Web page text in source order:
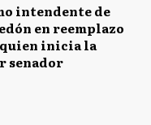
intendente de
en reemplazo
inicia la
senador